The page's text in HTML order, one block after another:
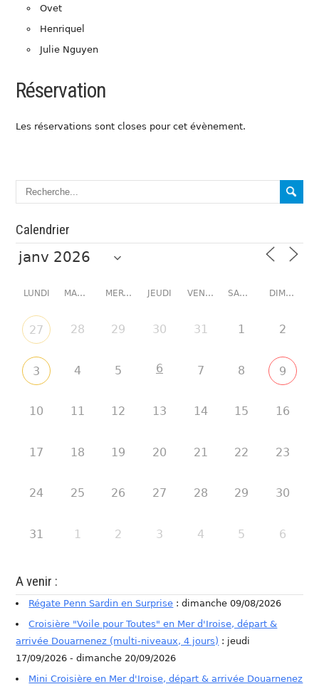
Ovet
Henriquel
Julie Nguyen
Réservation
Les réservations sont closes pour cet évènement.
Calendrier
LUNDI MARDI MERCREDI JEUDI VENDREDI SAMEDI DIMANCHE
27 28 29 30 31 1 2
3 4 5 6 7 8 9
10 11 12 13 14 15 16
17 18 19 20 21 22 23
24 25 26 27 28 29 30
31 1 2 3 4 5 6
A venir :
Régate Penn Sardin en Surprise : dimanche 09/08/2026
Croisière "Voile pour Toutes" en Mer d'Iroise, départ &
arrivée Douarnenez (multi-niveaux, 4 jours) : jeudi
17/09/2026 - dimanche 20/09/2026
Mini Croisière en Mer d'Iroise, départ & arrivée Douarnenez